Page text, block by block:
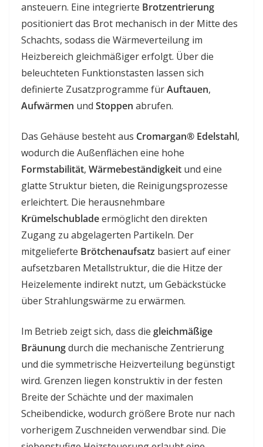
ansteuern. Eine integrierte Brotzentrierung
positioniert das Brot mechanisch in der Mitte des
Schachts, sodass die Wärmeverteilung im
Heizbereich gleichmäßiger erfolgt. Über die
beleuchteten Funktionstasten lassen sich
definierte Zusatzprogramme fürAuftauen,
Aufwärmen und Stoppen abrufen.
Das Gehäuse besteht aus Cromargan® Edelstahl,
wodurch die Außenflächen eine hohe
Formstabilität, Wärmebeständigkeit und eine
glatte Struktur bieten, die Reinigungsprozesse
erleichtert. Die herausnehmbare
Krümelschubladeermöglicht den direkten
Zugang zu abgelagerten Partikeln. Der
mitgelieferte Brötchenaufsatz basiert auf einer
aufsetzbaren Metallstruktur, die die Hitze der
Heizelemente indirekt nutzt, um Gebäckstücke
über Strahlungswärme zu erwärmen.
Im Betrieb zeigt sich, dass die gleichmäßige
Bräunungdurch die mechanische Zentrierung
und die symmetrische Heizverteilung begünstigt
wird. Grenzen liegen konstruktiv in der festen
Breite der Schächte und der maximalen
Scheibendicke, wodurch größere Brote nur nach
vorherigem Zuschneiden verwendbar sind. Die